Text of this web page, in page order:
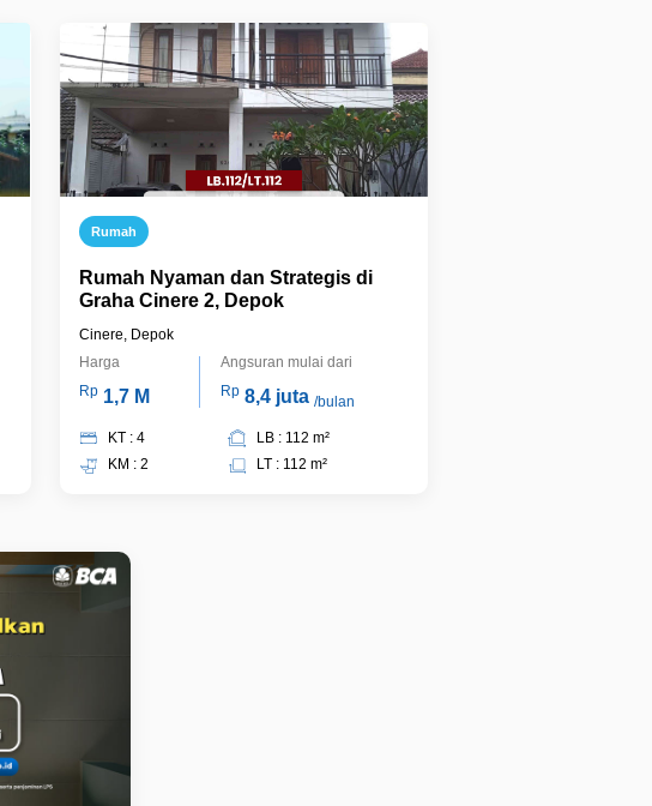
Rumah
Rumah Nyaman dan Strategis di
Graha Cinere 2, Depok
Cinere, Depok
Harga
Rp 1,7 M
Angsuran mulai dari
Rp 8,4 juta /bulan
KT : 4
KM : 2
LB : 112 m²
LT : 112 m²